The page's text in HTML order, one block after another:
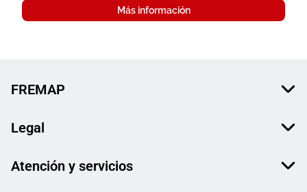
Más información
FREMAP
Legal
Atención y servicios